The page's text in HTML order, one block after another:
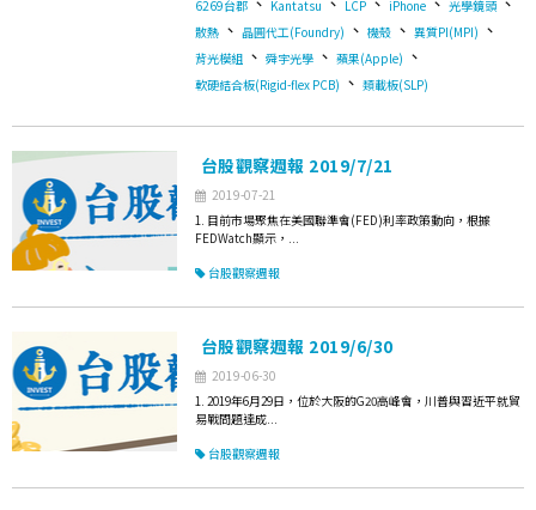
6269台郡 Kantatsu LCP iPhone 光學鏡頭
散熱 、 晶圓代工(Foundry) 、 機殼 、 異質PI(MPI) 、
背光模組 、 舜宇光學 、 蘋果(Apple) 、
軟硬結合板(Rigid-flex PCB) 、 類載板(SLP)
台股觀察週報 2019/7/21
2019-07-21
1. 目前市場聚焦在美國聯準會(FED)利率政策動向，根據
FEDWatch顯示，...
台股觀察週報
台股觀察週報 2019/6/30
2019-06-30
1. 2019年6月29日，位於大阪的G20高峰會，川普與習近平就貿
易戰問題達成...
台股觀察週報